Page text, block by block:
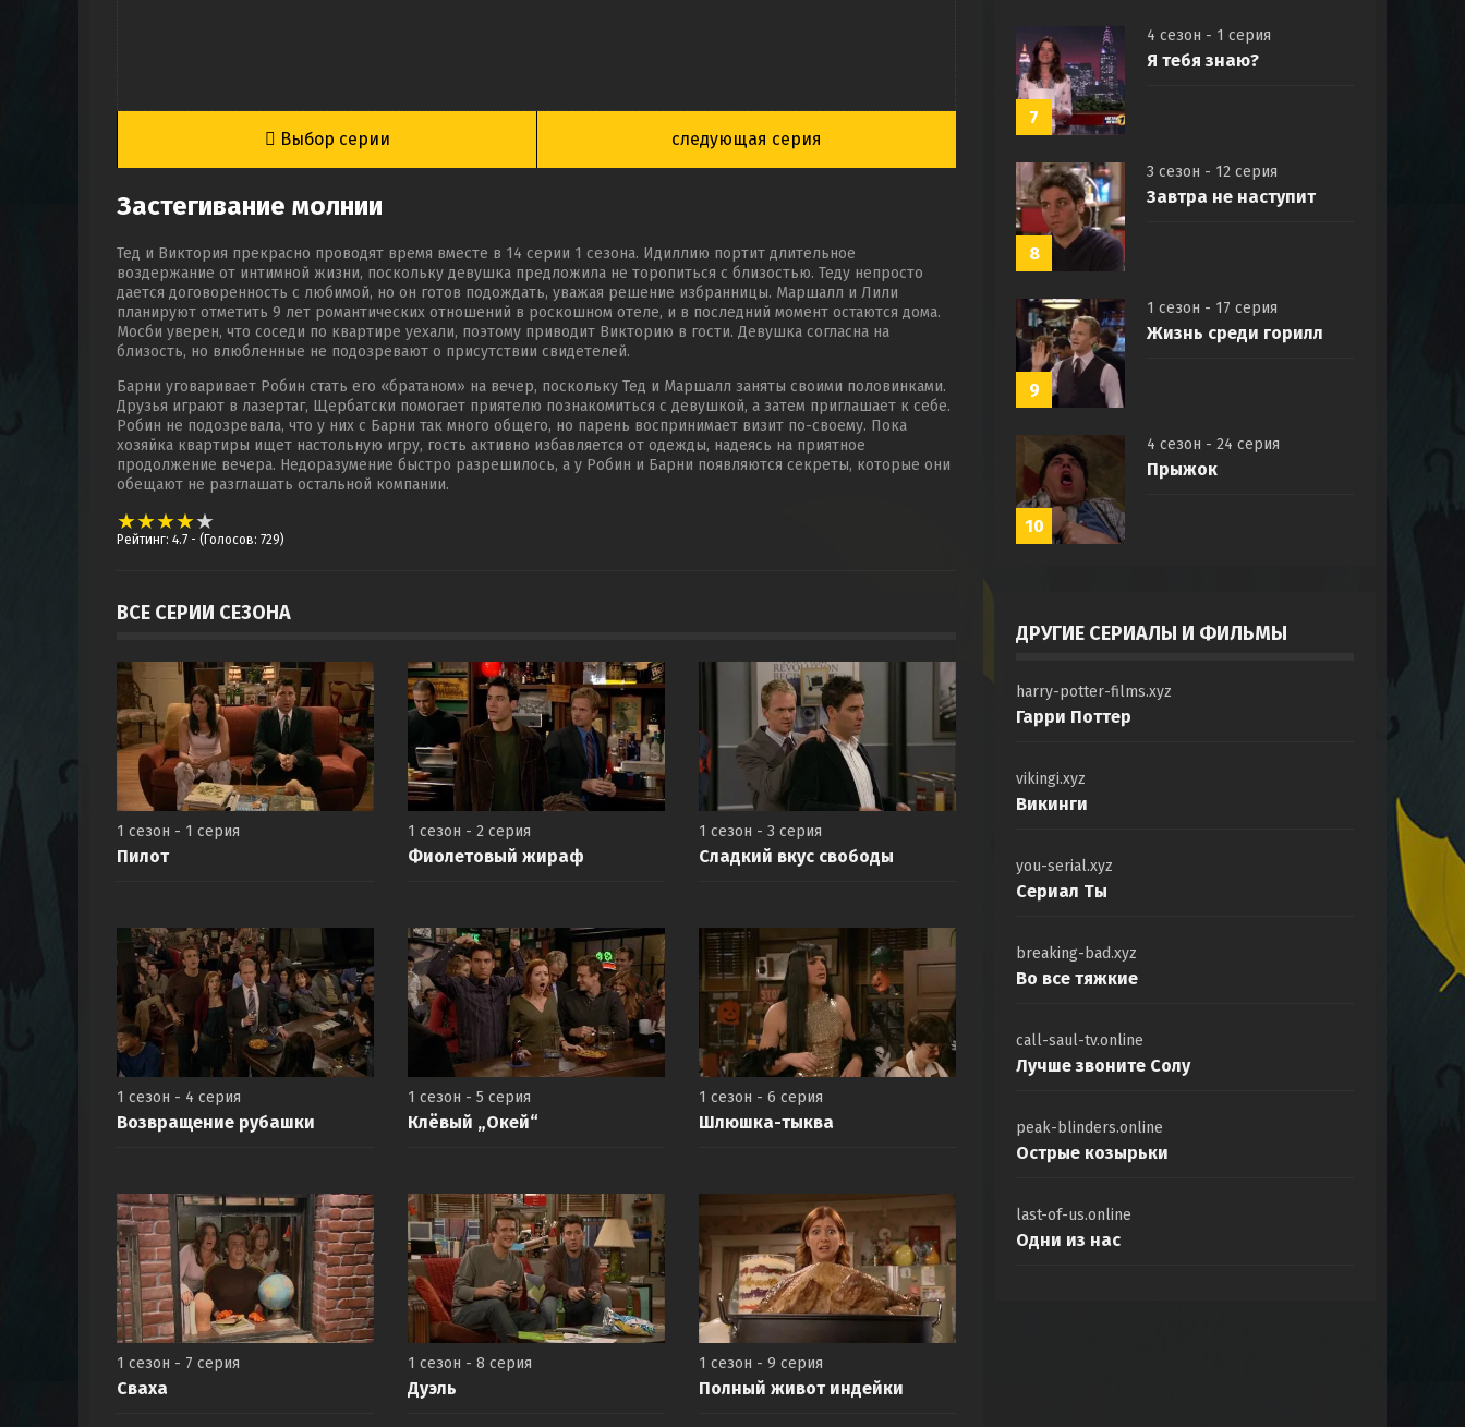
Выбор серии следующая серия
Застегивание молнии
Тед и Виктория прекрасно проводят время вместе в 14 серии 1 сезона. Идиллию портит длительное
воздержание от интимной жизни, поскольку девушка предложила не торопиться с близостью. Теду непросто
дается договоренность с любимой, но он готов подождать, уважая решение избранницы. Маршалл и Лили
планируют отметить 9 лет романтических отношений в роскошном отеле, и в последний момент остаются дома.
Мосби уверен, что соседи по квартире уехали, поэтому приводит Викторию в гости. Девушка согласна на
близость, но влюбленные не подозревают о присутствии свидетелей.
Барни уговаривает Робин стать его «братаном» на вечер, поскольку Тед и Маршалл заняты своими половинками.
Друзья играют в лазертаг, Щербатски помогает приятелю познакомиться с девушкой, а затем приглашает к себе.
Робин не подозревала, что у них с Барни так много общего, но парень воспринимает визит по-своему. Пока
хозяйка квартиры ищет настольную игру, гость активно избавляется от одежды, надеясь на приятное
продолжение вечера. Недоразумение быстро разрешилось, а у Робин и Барни появляются секреты, которые они
обещают не разглашать остальной компании.
Рейтинг: 4.7 - (Голосов: 729)
ВСЕ СЕРИИ СЕЗОНА
1 сезон - 1 серия
Пилот
1 сезон - 2 серия
Фиолетовый жираф
1 сезон - 3 серия
Сладкий вкус свободы
1 сезон - 4 серия
Возвращение рубашки
1 сезон - 5 серия
Клёвый „Окей“
1 сезон - 6 серия
Шлюшка-тыква
1 сезон - 7 серия
Сваха
1 сезон - 8 серия
Дуэль
1 сезон - 9 серия
Полный живот индейки
7
4 сезон - 1 серия
Я тебя знаю?
8
3 сезон - 12 серия
Завтра не наступит
9
1 сезон - 17 серия
Жизнь среди горилл
10
4 сезон - 24 серия
Прыжок
ДРУГИЕ СЕРИАЛЫ И ФИЛЬМЫ
harry-potter-films.xyz
Гарри Поттер
vikingi.xyz
Викинги
you-serial.xyz
Сериал Ты
breaking-bad.xyz
Во все тяжкие
call-saul-tv.online
Лучше звоните Солу
peak-blinders.online
Острые козырьки
last-of-us.online
Одни из нас